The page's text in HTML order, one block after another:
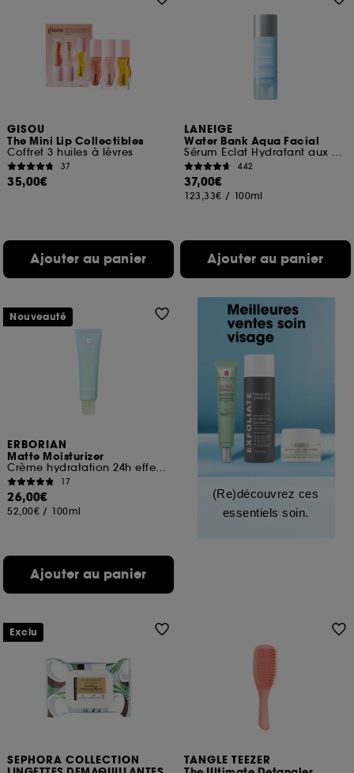
GISOU
The Mini Lip Collectibles
Coffret 3 huiles à lèvres
37
35,00€
Ajouter au panier
LANEIGE
Water Bank Aqua Facial
Sérum Éclat Hydratant aux AHA/BHA
442
37,00€
123,33€ / 100ml
Ajouter au panier
ERBORIAN
Matte Moisturizer
Crème hydratation 24h effet matifiant
17
26,00€
52,00€ / 100ml
Ajouter au panier
Nouveauté
(Re)découvrez ces
essentiels soin.
SEPHORA COLLECTION
Exclu
TANGLE TEEZER